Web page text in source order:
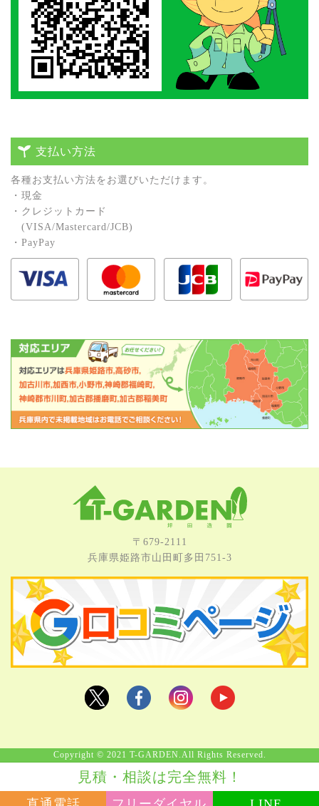
支払い方法
各種お⽀払い⽅法をお選びいただけます。
・現⾦
・クレジットカード
(VISA/Mastercard/JCB)
・PayPay
〒679-2111
兵庫県姫路市⼭⽥町多⽥751-3
見積・相談は完全無料！
Copyright © 2021 T-GARDEN.All Rights Reserved.